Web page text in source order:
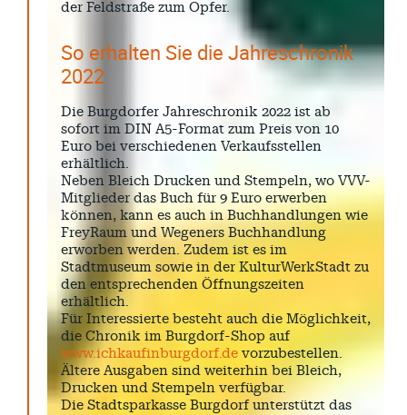
der Feldstraße zum Opfer.
So erhalten Sie die Jahreschronik
2022
Die Burgdorfer Jahreschronik 2022 ist ab
sofort im DIN A5-Format zum Preis von 10
Euro bei verschiedenen Verkaufsstellen
erhältlich.
Neben Bleich Drucken und Stempeln, wo VVV-
Mitglieder das Buch für 9 Euro erwerben
können, kann es auch in Buchhandlungen wie
FreyRaum und Wegeners Buchhandlung
erworben werden. Zudem ist es im
Stadtmuseum sowie in der KulturWerkStadt zu
den entsprechenden Öffnungszeiten
erhältlich.
Für Interessierte besteht auch die Möglichkeit,
die Chronik im Burgdorf-Shop auf
www.ichkaufinburgdorf.de vorzubestellen.
Ältere Ausgaben sind weiterhin bei Bleich,
Drucken und Stempeln verfügbar.
Die Stadtsparkasse Burgdorf unterstützt das